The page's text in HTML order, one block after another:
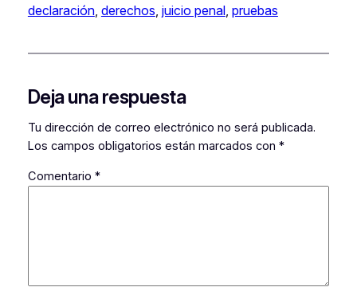
declaración, derechos juicio penal, pruebas
Deja una respuesta
Tu dirección de correo electrónico no será publicada.
Los campos obligatorios están marcados con *
Comentario *